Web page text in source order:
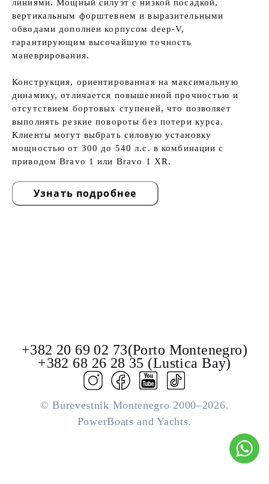
линиями. Мощный силуэт с низкой посадкой,
вертикальным форштевнем и выразительными
обводами дополнен корпусом deep-V,
гарантирующим высочайшую точность
маневрирования.
Конструкция, ориентированная на максимальную
динамику, отличается повышенной прочностью и
отсутствием бортовых ступеней, что позволяет
выполнять резкие повороты без потери курса.
Клиенты могут выбрать силовую установку
мощностью от 300 до 540 л.с. в комбинации с
приводом Bravo 1 или Bravo 1 XR.
Узнать подробнее
© Burevestnik Montenegro 2000–2026.
PowerBoats and Yachts.
+382 20 69 02 73(Porto Montenegro)
+382 68 26 28 35 (Lustica Bay)